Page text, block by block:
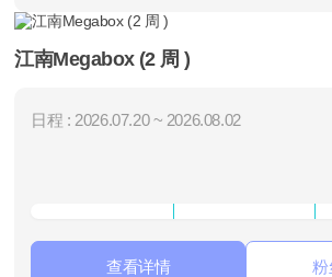
江南Megabox (2 周 )
日程 : 2026.07.20 ~ 2026.08.02
查看详情 粉